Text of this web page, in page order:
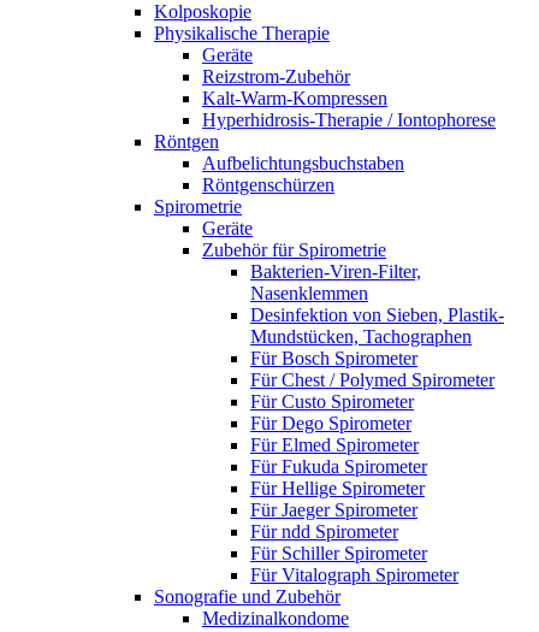
Kolposkopie
Physikalische Therapie
Geräte
Reizstrom-Zubehör
Kalt-Warm-Kompressen
Hyperhidrosis-Therapie / Iontophorese
Röntgen
Aufbelichtungsbuchstaben
Röntgenschürzen
Spirometrie
Geräte
Zubehör für Spirometrie
Bakterien-Viren-Filter,
Nasenklemmen
Desinfektion von Sieben, Plastik-
Mundstücken, Tachographen
Für Bosch Spirometer
Für Chest / Polymed Spirometer
Für Custo Spirometer
Für Dego Spirometer
Für Elmed Spirometer
Für Fukuda Spirometer
Für Hellige Spirometer
Für Jaeger Spirometer
Für ndd Spirometer
Für Schiller Spirometer
Für Vitalograph Spirometer
Sonografie und Zubehör
Medizinalkondome